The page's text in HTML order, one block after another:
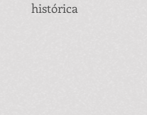
histórica